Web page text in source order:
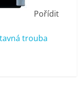
Pořídit
trouba